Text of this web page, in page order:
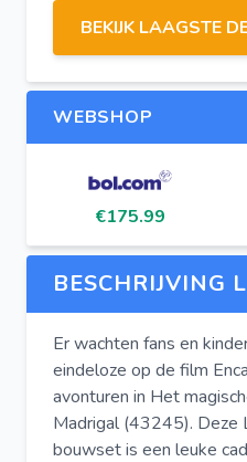
BEKIJK LAAGSTE
WEBSHOP
€175.99
BESCHRIJVING
Er wachten fans en
eindeloze op de film
avonturen in Het
Madrigal (43245). Deze
bouwset is een leuke